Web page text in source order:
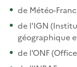
de Météo-
de l'IGN
géographique
de l'ONF